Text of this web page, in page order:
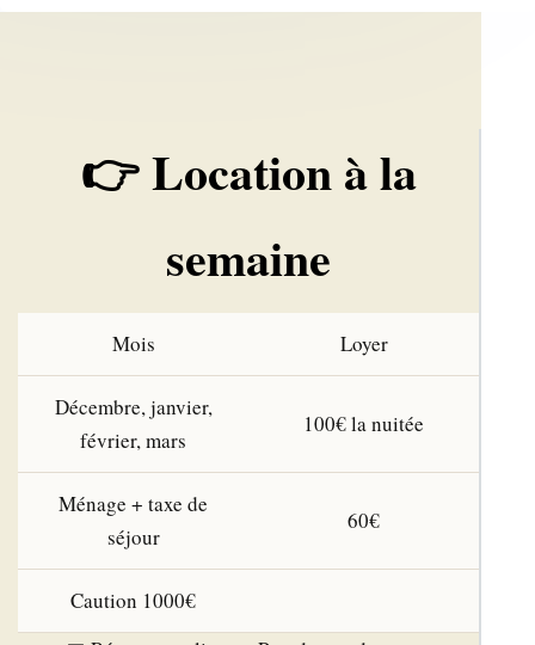
👉 Location à la
semaine
Mois Loyer
Décembre, janvier,
février, mars
100€ la nuitée
Ménage + taxe de
séjour
60€
Caution 1000€